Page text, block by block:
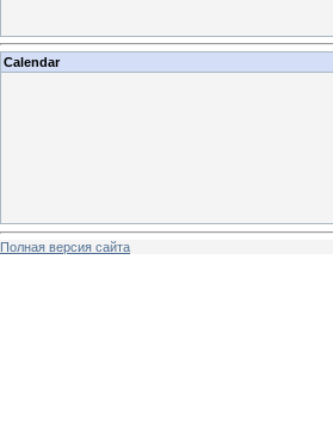
Calendar
Полная версия сайта